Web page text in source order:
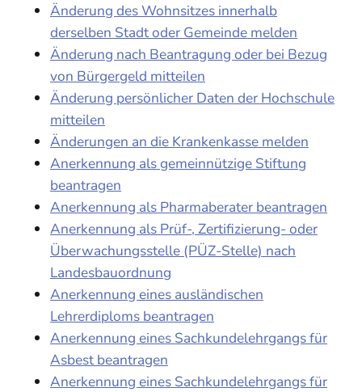
Änderung des Wohnsitzes innerhalb
derselben Stadt oder Gemeinde melden
Änderung nach Beantragung oder bei Bezug
von Bürgergeld mitteilen
Änderung persönlicher Daten der Hochschule
mitteilen
Änderungen an die Krankenkasse melden
Anerkennung als gemeinnützige Stiftung
beantragen
Anerkennung als Pharmaberater beantragen
Anerkennung als Prüf-, Zertifizierung- oder
Überwachungsstelle (PÜZ-Stelle) nach
Landesbauordnung
Anerkennung eines ausländischen
Lehrerdiploms beantragen
Anerkennung eines Sachkundelehrgangs für
Asbest beantragen
Anerkennung eines Sachkundelehrgangs für